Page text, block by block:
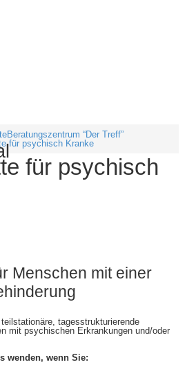
Beratungszentrum “Der Treff”
für psychisch Kranke
für psychisch
Menschen mit einer
tagesstrukturierende
mit psychischen Erkrankungen und/oder
wenden, wenn Sie: